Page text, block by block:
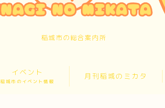
稲城市の総合案内所
イベント
稲城市のイベント情報
月刊稲城のミカタ